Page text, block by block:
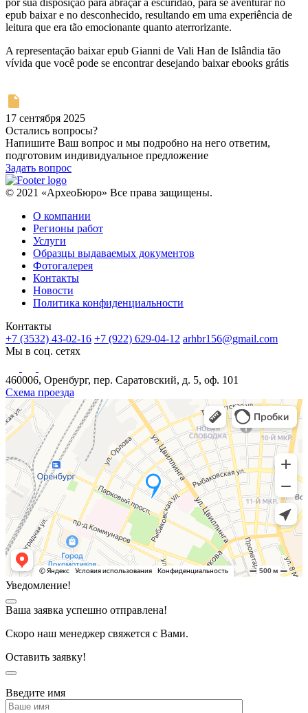
por sua disposição para abraçar a escuridão, para se aventurar no
epub baixar e no desconhecido, resultando em uma experiência de
leitura que era tão emocionante quanto aterrorizante.
A representação baixar epub Gianni de Vali Han de Islândia tão
vívida que você pode se encontrar desejando baixar ebooks grátis
17 сентября 2025
Остались вопросы?
Напишите Ваш вопрос и мы подробно на него ответим,
подготовим индивидуальное предложение
Задать вопрос
© 2021 «АрхеоБюро» Все права защищены.
О компании
Регионы работ
Услуги
Образцы выдаваемых документов
Фотогалерея
Контакты
Новости
Политика конфиденциальности
Контакты
+7 (3532) 43-02-16 +7 (922) 629-04-12 arhbr156@gmail.com
Мы в соц. сетях
460006, Оренбург, пер. Саратовский, д. 5, оф. 101
Схема проезда
Уведомление!
Ваша заявка успешно отправлена!
Скоро наш менеджер свяжется с Вами.
Оставить заявку!
Введите имя